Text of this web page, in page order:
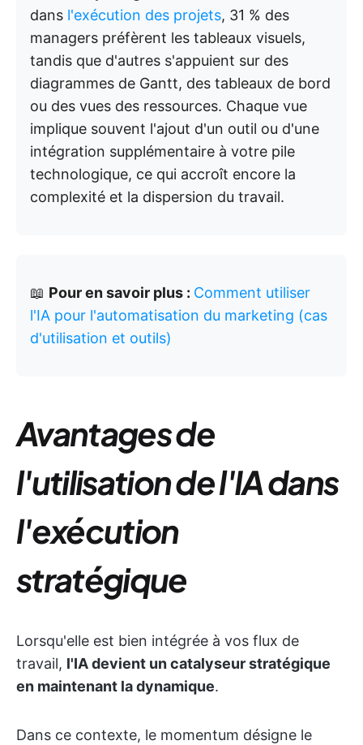
dans l'exécution des projets, 31 % des
managers préfèrent les tableaux visuels,
tandis que d'autres s'appuient sur des
diagrammes de Gantt, des tableaux de bord
ou des vues des ressources. Chaque vue
implique souvent l'ajout d'un outil ou d'une
intégration supplémentaire à votre pile
technologique, ce qui accroît encore la
complexité et la dispersion du travail.
📖 Pour en savoir plus : Comment utiliser
l'IA pour l'automatisation du marketing (cas
d'utilisation et outils)
Avantages de
l'utilisation de l'IA dans
l'exécution
stratégique
Lorsqu'elle est bien intégrée à vos flux de
travail, l'IA devient un catalyseur stratégique
en maintenant la dynamique.
Dans ce contexte, le momentum désigne le